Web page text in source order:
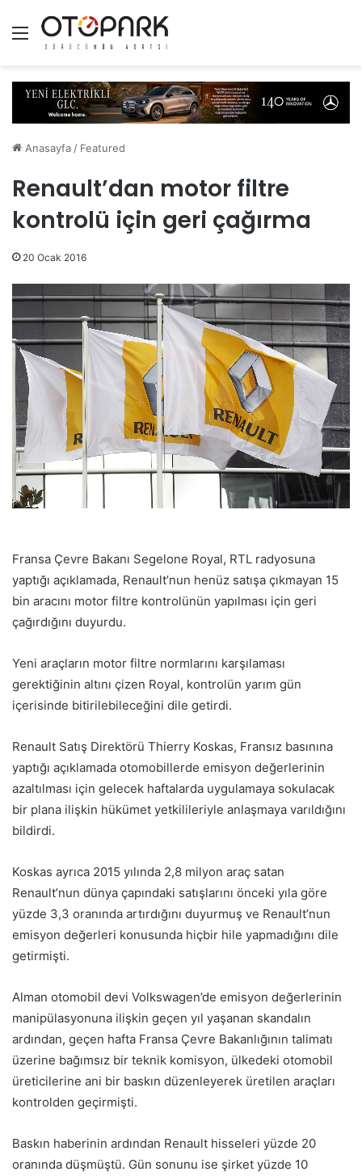
Menü
Anasayfa / Featured
Renault’dan motor filtre
kontrolü için geri çağırma
20 Ocak 2016
Fransa Çevre Bakanı Segelone Royal, RTL radyosuna
yaptığı açıklamada, Renault’nun henüz satışa çıkmayan 15
bin aracını motor filtre kontrolünün yapılması için geri
çağırdığını duyurdu.
Yeni araçların motor filtre normlarını karşılaması
gerektiğinin altını çizen Royal, kontrolün yarım gün
içerisinde bitirilebileceğini dile getirdi.
Renault Satış Direktörü Thierry Koskas, Fransız basınına
yaptığı açıklamada otomobillerde emisyon değerlerinin
azaltılması için gelecek haftalarda uygulamaya sokulacak
bir plana ilişkin hükümet yetkilileriyle anlaşmaya varıldığını
bildirdi.
Koskas ayrıca 2015 yılında 2,8 milyon araç satan
Renault’nun dünya çapındaki satışlarını önceki yıla göre
yüzde 3,3 oranında artırdığını duyurmuş ve Renault’nun
emisyon değerleri konusunda hiçbir hile yapmadığını dile
getirmişti.
Alman otomobil devi Volkswagen’de emisyon değerlerinin
manipülasyonuna ilişkin geçen yıl yaşanan skandalın
ardından, geçen hafta Fransa Çevre Bakanlığının talimatı
üzerine bağımsız bir teknik komisyon, ülkedeki otomobil
üreticilerine ani bir baskın düzenleyerek üretilen araçları
kontrolden geçirmişti.
Baskın haberinin ardından Renault hisseleri yüzde 20
oranında düşmüştü. Gün sonunu ise şirket yüzde 10